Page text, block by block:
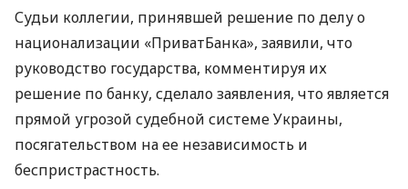
Судьи коллегии, принявшей решение по делу о
национализации «ПриватБанка», заявили, что
руководство государства, комментируя их
решение по банку, сделало заявления, что является
прямой угрозой судебной системе Украины,
посягательством на ее независимость и
беспристрастность.